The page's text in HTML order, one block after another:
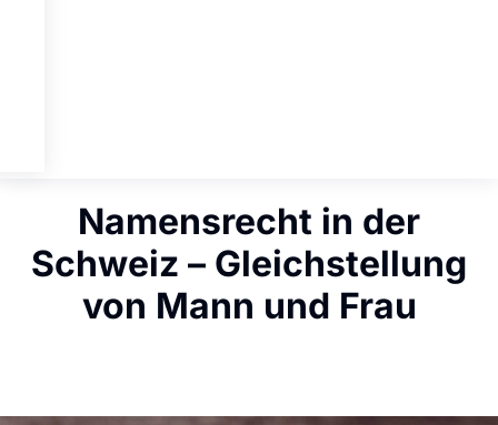
Namensrecht in der
Schweiz – Gleichstellung
von Mann und Frau